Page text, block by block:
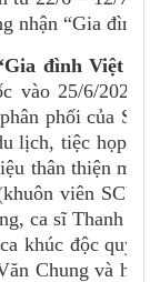
nhận “Gia đình
đình Việt
vào 25/6/
phối của
lịch, tiệc họp
thân thiện
viên
ca sĩ Thanh
khúc độc
Chung và